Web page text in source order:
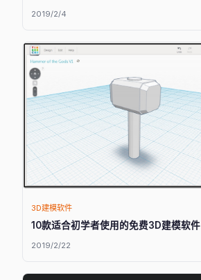
2019/2/4
3D建模软件
10款适合初学者使用的免费3D建模软件
2019/2/22